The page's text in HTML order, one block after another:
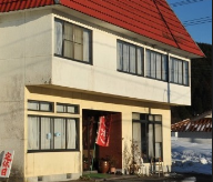
公式ガイド
ル
覧